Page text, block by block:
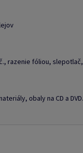
razenie fóliou, slepotlač,
obaly na CD a DVD.